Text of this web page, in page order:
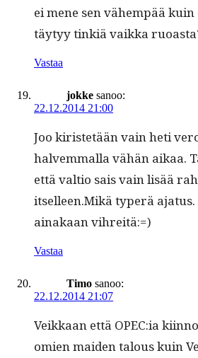
ei mene sen vähempää
täy­tyy tin­kiä vaik­ka
Vastaa
jokke sanoo:
22.12.2014 21:00
Joo kiris­tetään vain heti
halvem­mal­la vähän aikaa.
että val­tio sais vain lisää
itselleen.Mikä type­rä aja­tus.
ainakaan vihreitä:=)
Vastaa
Timo sanoo:
22.12.2014 21:07
Veikkaan että OPEC:ia
omien maid­en talous kuin